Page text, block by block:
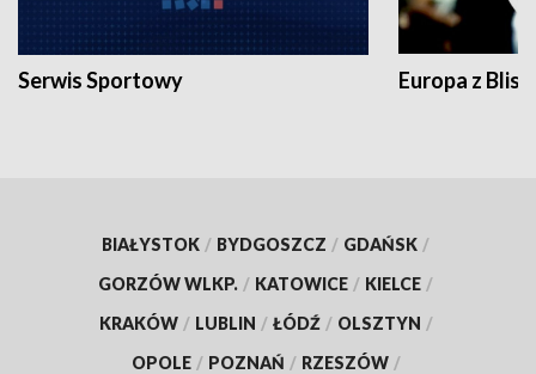
Serwis Sportowy Europa z
BIAŁYSTOK / BYDGOSZCZ / GDAŃSK /
GORZÓW WLKP. / KATOWICE / KIELCE /
KRAKÓW / LUBLIN / ŁÓDŹ / OLSZTYN /
OPOLE / POZNAŃ / RZESZÓW /